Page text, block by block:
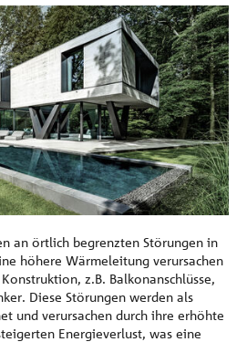
an örtlich begrenzten Störungen in
höhere Wärmeleitung verursachen
z.B. Balkonanschlüsse,
Diese Störungen werden als
und verursachen durch ihre erhöhte
Energieverlust, was eine